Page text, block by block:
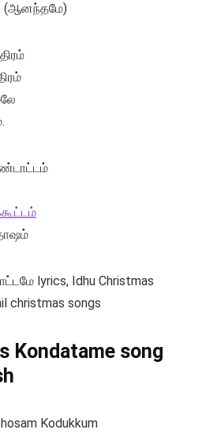
(ஆனந்தமே)
lyrics, Idhu Christmas
christmas songs
Kondatame song
Kodukkum